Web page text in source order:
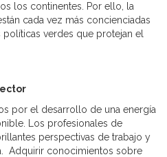
los continentes. Por ello, la
cada vez más concienciadas
verdes que protejan el
por el desarrollo de una energía
Los profesionales de
perspectivas de trabajo y
Adquirir conocimientos sobre